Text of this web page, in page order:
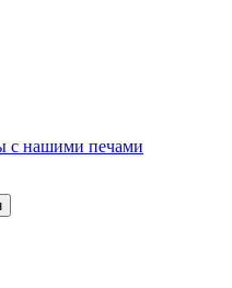
с нашими печами